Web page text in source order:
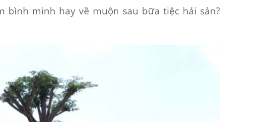
bình minh hay về muộn sau bữa tiệc hải sản?